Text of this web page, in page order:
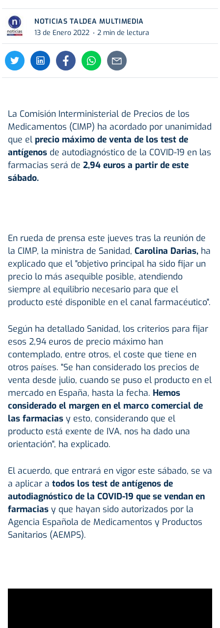
NOTICIAS TALDEA MULTIMEDIA
13 de Enero 2022
2 min de lectura
La Comisión Interministerial de Precios de los
Medicamentos (CIMP) ha acordado por unanimidad
que el precio máximo de venta de los test de
antígenos de autodiagnóstico de la COVID-19 en las
farmacias será de 2,94 euros a partir de este
sábado.
En rueda de prensa este jueves tras la reunión de
la CIMP, la ministra de Sanidad, Carolina Darias, ha
explicado que el "objetivo principal ha sido fijar un
precio lo más asequible posible, atendiendo
siempre al equilibrio necesario para que el
producto esté disponible en el canal farmacéutico".
Según ha detallado Sanidad, los criterios para fijar
esos 2,94 euros de precio máximo han
contemplado, entre otros, el coste que tiene en
otros países. "Se han considerado los precios de
venta desde julio, cuando se puso el producto en el
mercado en España, hasta la fecha. Hemos
considerado el margen en el marco comercial de
las farmacias y esto, considerando que el
producto está exente de IVA, nos ha dado una
orientación", ha explicado.
El acuerdo, que entrará en vigor este sábado, se va
a aplicar a todos los test de antígenos de
autodiagnóstico de la COVID-19 que se vendan en
farmacias y que hayan sido autorizados por la
Agencia Española de Medicamentos y Productos
Sanitarios (AEMPS).